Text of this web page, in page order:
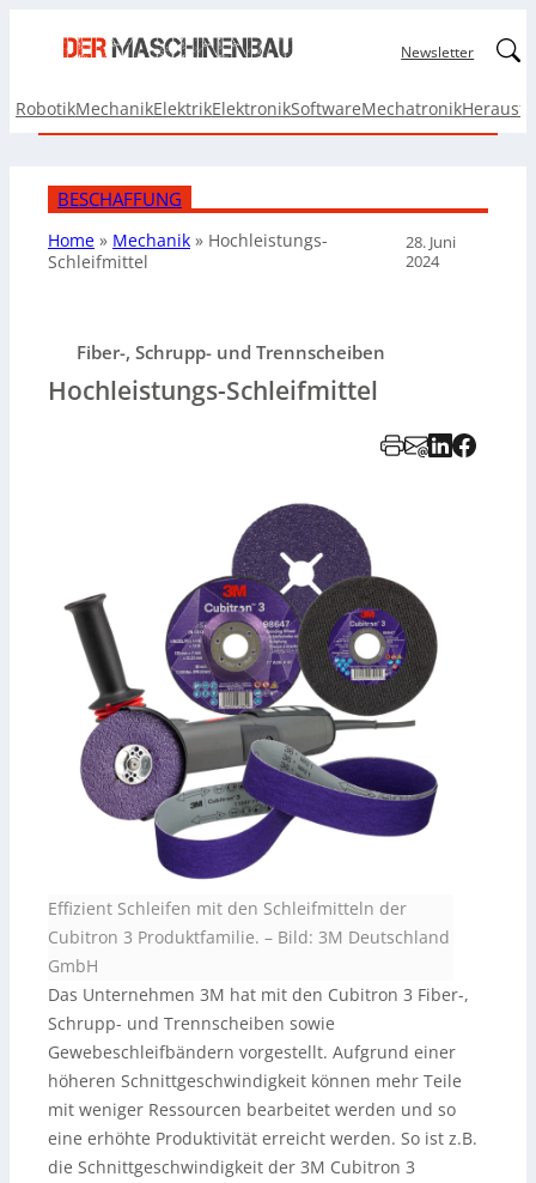
Newsletter
RobotikMechanikElektrikElektronikSoftwareMechatronik
BESCHAFFUNG
Home » Mechanik » Hochleistungs-
Schleifmittel
28. Juni
2024
Fiber-, Schrupp- und Trennscheiben
Hochleistungs-Schleifmittel
Effizient Schleifen mit den Schleifmitteln der
Cubitron 3 Produktfamilie. – Bild: 3M Deutschland
GmbH
Das Unternehmen 3M hat mit den Cubitron 3 Fiber-,
Schrupp- und Trennscheiben sowie
Gewebeschleifbändern vorgestellt. Aufgrund einer
höheren Schnittgeschwindigkeit können mehr Teile
mit weniger Ressourcen bearbeitet werden und so
eine erhöhte Produktivität erreicht werden. So ist z.B.
die Schnittgeschwindigkeit der 3M Cubitron 3